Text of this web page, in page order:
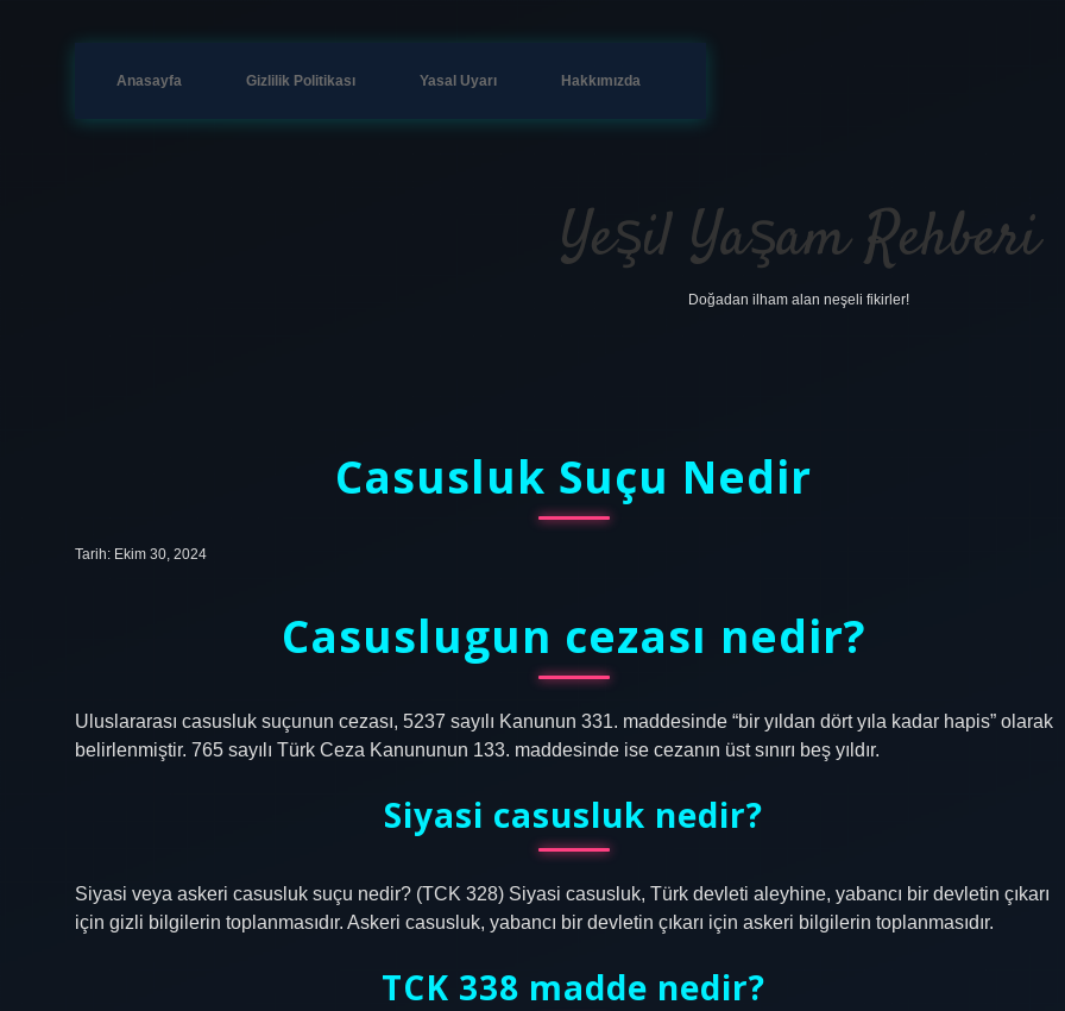
Anasayfa Gizlilik Politikası Yasal Uyarı Hakkımızda
Yeşil Yaşam Rehberi
Doğadan ilham alan neşeli fikirler!
Casusluk Suçu Nedir
Tarih: Ekim 30, 2024
Casuslugun cezası nedir?
Uluslararası casusluk suçunun cezası, 5237 sayılı Kanunun 331. maddesinde “bir yıldan dört yıla kadar hapis” olarak
belirlenmiştir. 765 sayılı Türk Ceza Kanununun 133. maddesinde ise cezanın üst sınırı beş yıldır.
Siyasi casusluk nedir?
Siyasi veya askeri casusluk suçu nedir? (TCK 328) Siyasi casusluk, Türk devleti aleyhine, yabancı bir devletin çıkarı
için gizli bilgilerin toplanmasıdır. Askeri casusluk, yabancı bir devletin çıkarı için askeri bilgilerin toplanmasıdır.
TCK 338 madde nedir?